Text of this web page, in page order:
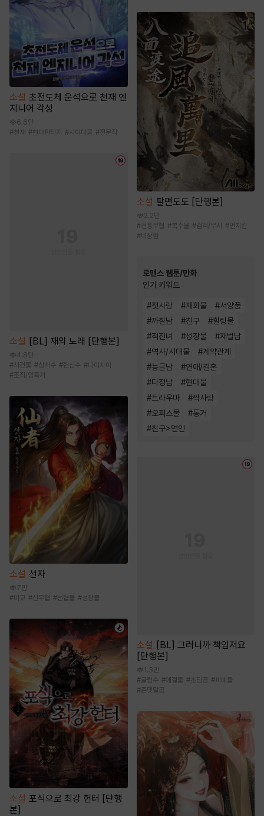
소설 초전도체 운석으로 천재 엔
지니어 각성
6.6만
#천재 #현대판타지 #사이다물 #전문직
소설 [BL] 재의 노래 [단행본]
4.8만
#사건물 #상처수 #헌신수 #나이차이
#조직/암흑가
소설 선자
7만
#마교 #신무협 #선협물 #성장물
소설 포식으로 최강 헌터 [단행
본]
소설 팔면도도 [단행본]
2.2만
#전통무협 #복수물 #검객/무사 #먼치킨
#비장함
로맨스 웹툰/만화
인기 키워드
#첫사랑 #재회물 #서양풍
#까칠남 #친구 #힐링물
#직진녀 #성장물 #재벌남
#역사/시대물 #계약관계
#능글남 #연애/결혼
#다정남 #현대물
#트라우마 #짝사랑
#오피스물 #동거
#친구>연인
소설
[BL] 그러니까 책임져요
[단행본]
1.3만
#굴림수 #애절물 #초딩공 #피폐물
#존댓말공